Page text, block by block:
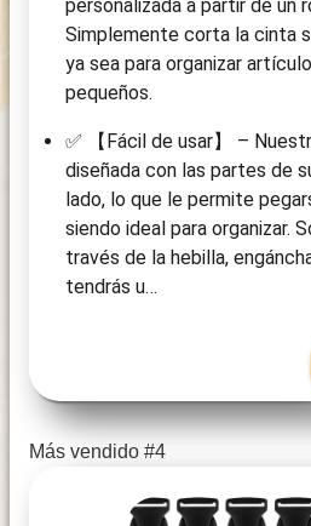
personalizada a partir de un
Simplemente corta la cinta
ya sea para organizar
pequeños.
✅ 【Fácil de usar】 –
diseñada con las partes de
lado, lo que le permite
siendo ideal para organizar.
través de la hebilla,
tendrás u…
Más vendido #4